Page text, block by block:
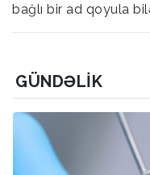
bağlı bir ad qoyula
GÜNDƏLIK